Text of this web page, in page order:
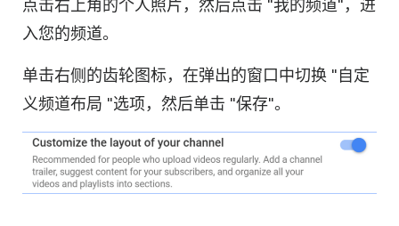
点击右上角的个人照片，然后点击 "我的频道"，进
入您的频道。
单击右侧的齿轮图标，在弹出的窗口中切换 "自定
义频道布局 "选项，然后单击 "保存"。